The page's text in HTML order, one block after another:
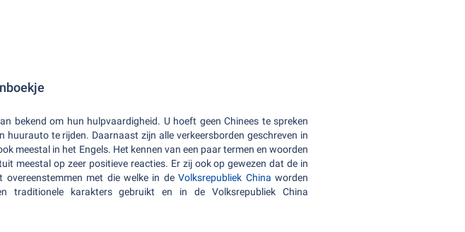
bekend om hun hulpvaardigheid. U hoeft geen Chinees te spreken
huurauto te rijden. Daarnaast zijn alle verkeersborden geschreven in
meestal in het Engels. Het kennen van een paar termen en woorden
meestal op zeer positieve reacties. Er zij ook op gewezen dat de in
overeenstemmen met die welke in deVolksrepubliek China worden
traditionele karakters gebruikt en in de Volksrepubliek China